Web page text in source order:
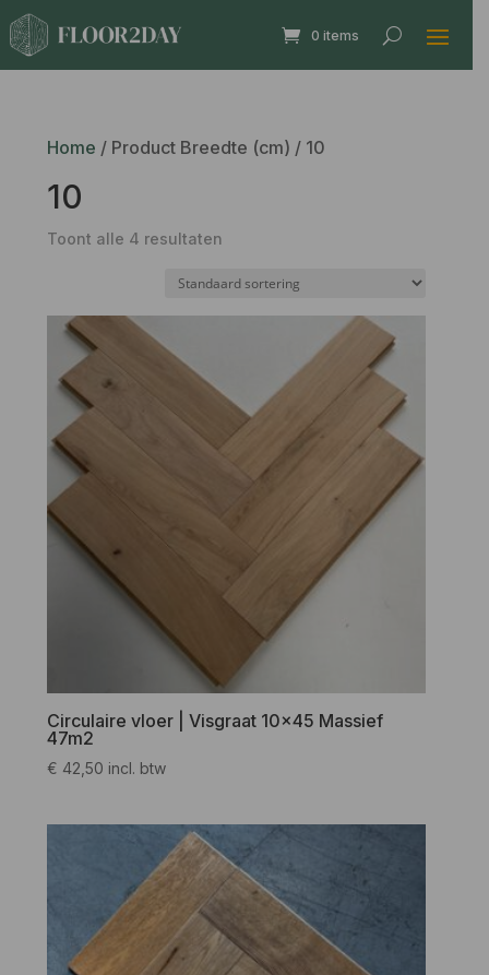
0 items
Home / Product Breedte (cm) / 10
10
Toont alle 4 resultaten
Circulaire vloer | Visgraat 10×45 Massief
47m2
€ 42,50 incl. btw